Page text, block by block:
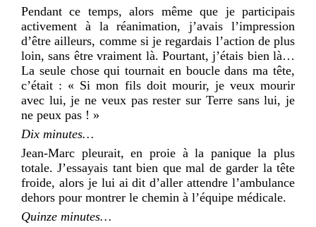
Pendant ce temps, alors même que je participais
activement à la réanimation, j’avais l’impression
d’être ailleurs, comme si je regardais l’action de plus
loin, sans être vraiment là. Pourtant, j’étais bien là…
La seule chose qui tournait en boucle dans ma tête,
c’était : « Si mon fils doit mourir, je veux mourir
avec lui, je ne veux pas rester sur Terre sans lui, je
ne peux pas ! »
Dix minutes…
Jean-Marc pleurait, en proie à la panique la plus
totale. J’essayais tant bien que mal de garder la tête
froide, alors je lui ai dit d’aller attendre l’ambulance
dehors pour montrer le chemin à l’équipe médicale.
Quinze minutes…